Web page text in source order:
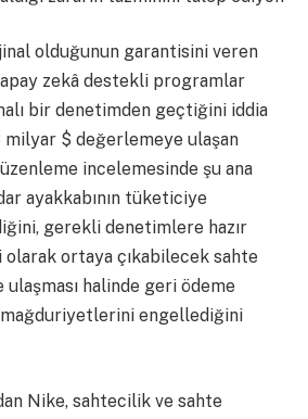
olduğunun garantisini veren
zekâ destekli programlar
bir denetimden geçtiğini iddia
milyar $ değerlemeye ulaşan
incelemesinde şu ana
ayakkabının tüketiciye
gerekli denetimlere hazır
ortaya çıkabilecek sahte
halinde geri ödeme
mağduriyetlerini engellediğini
Nike, sahtecilik ve sahte